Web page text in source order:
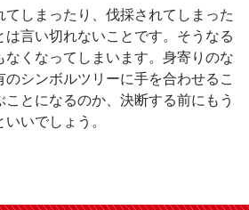
しまったり、伐採されてしまった
は言い切れないことです。そうなる
なくなってしまいます。身寄りのな
シンボルツリーに手を合わせるこ
とになるのか、決断する前にもう
いでしょう。